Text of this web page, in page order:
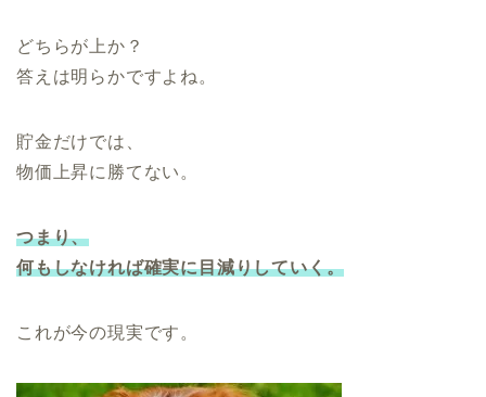
どちらが上か？
答えは明らかですよね。
貯金だけでは、
物価上昇に勝てない。
つまり、
何もしなければ確実に目減りしていく。
これが今の現実です。